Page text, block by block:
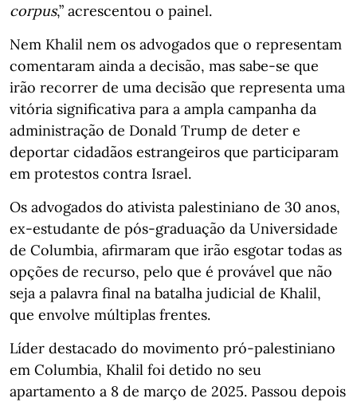
corpus,” acrescentou o painel.
Nem Khalil nem os advogados que o representam
comentaram ainda a decisão, mas sabe-se que
irão recorrer de uma decisão que representa uma
vitória significativa para a ampla campanha da
administração de Donald Trump de deter e
deportar cidadãos estrangeiros que participaram
em protestos contra Israel.
Os advogados do ativista palestiniano de 30 anos,
ex-estudante de pós-graduação da Universidade
de Columbia, afirmaram que irão esgotar todas as
opções de recurso, pelo que é provável que não
seja a palavra final na batalha judicial de Khalil,
que envolve múltiplas frentes.
Líder destacado do movimento pró-palestiniano
em Columbia, Khalil foi detido no seu
apartamento a 8 de março de 2025. Passou depois